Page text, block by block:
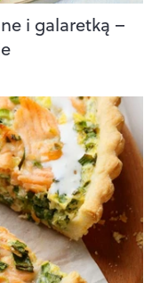
i galaretką –